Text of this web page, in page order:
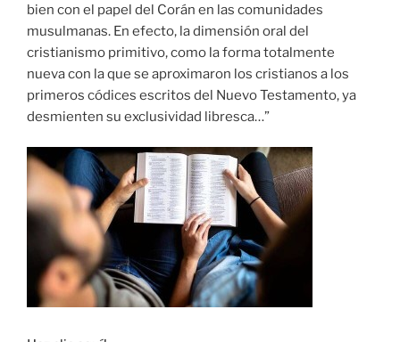
bien con el papel del Corán en las comunidades
musulmanas. En efecto, la dimensión oral del
cristianismo primitivo, como la forma totalmente
nueva con la que se aproximaron los cristianos a los
primeros códices escritos del Nuevo Testamento, ya
desmienten su exclusividad libresca…”